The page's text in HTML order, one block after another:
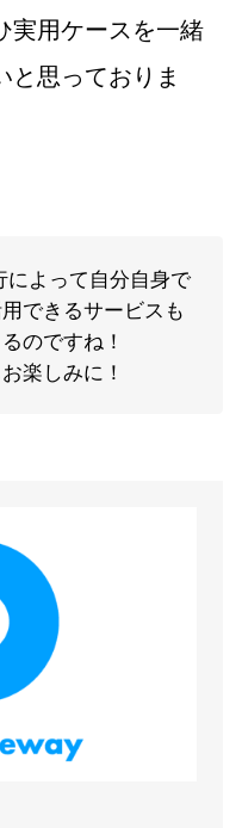
実用ケースを一緒
と思っておりま
によって自分自身で
できるサービスも
のですね！
楽しみに！